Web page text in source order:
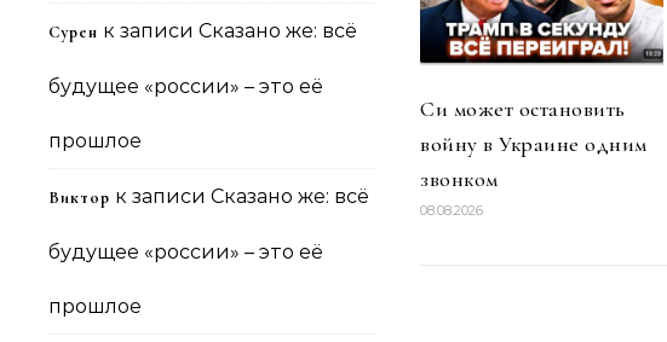
Сурен к записи Сказано же: всё
будущее «россии» – это её
прошлое
Виктор к записи Сказано же: всё
будущее «россии» – это её
прошлое
Си может остановить
войну в Украине одним
звонком
08.08.2026